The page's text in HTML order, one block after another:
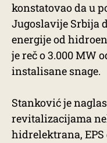
konstatovao da u
Jugoslavije Srbija
energije od
je reč o 3.000 MW
instalisane snage.
Stanković je
revitalizacijama
hidrelektrana,